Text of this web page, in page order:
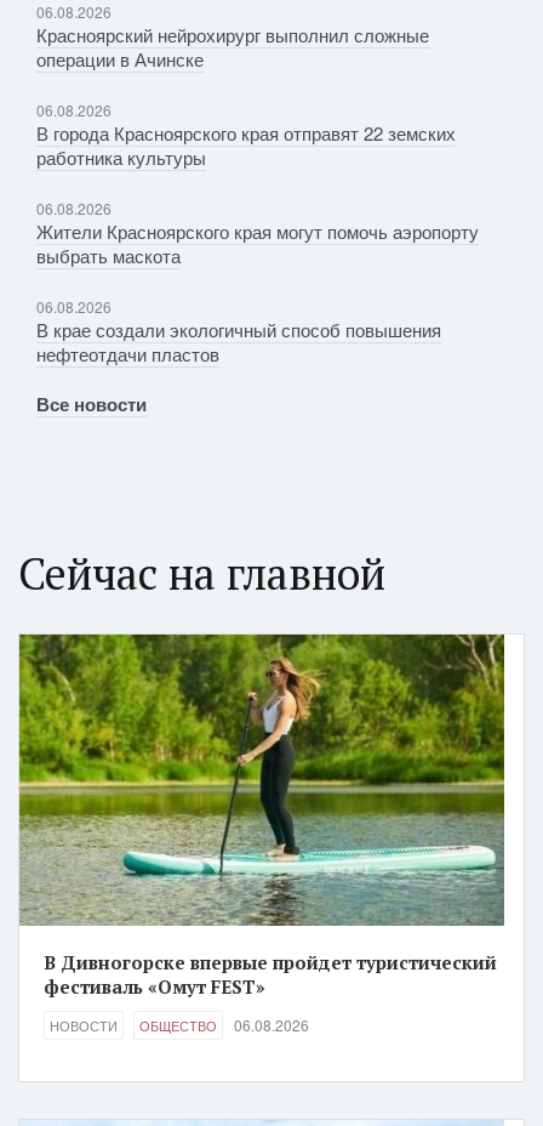
06.08.2026
Красноярский нейрохирург выполнил сложные
операции в Ачинске
06.08.2026
В города Красноярского края отправят 22 земских
работника культуры
06.08.2026
Жители Красноярского края могут помочь аэропорту
выбрать маскота
06.08.2026
В крае создали экологичный способ повышения
нефтеотдачи пластов
Все новости
Сейчас на главной
В Дивногорске впервые пройдет туристический
фестиваль «Омут FEST»
НОВОСТИ ОБЩЕСТВО 06.08.2026